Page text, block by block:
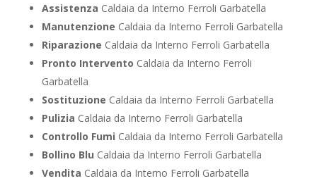
Assistenza Caldaia da Interno Ferroli Garbatella
Manutenzione Caldaia da Interno Ferroli Garbatella
Riparazione Caldaia da Interno Ferroli Garbatella
Pronto Intervento Caldaia da Interno Ferroli
Garbatella
Sostituzione Caldaia da Interno Ferroli Garbatella
Pulizia Caldaia da Interno Ferroli Garbatella
Controllo Fumi Caldaia da Interno Ferroli Garbatella
Bollino Blu Caldaia da Interno Ferroli Garbatella
Vendita Caldaia da Interno Ferroli Garbatella